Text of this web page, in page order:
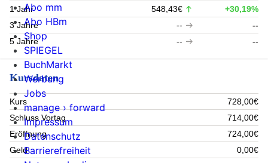
1 Jahr
548,43€
+30,19%
3 Jahre
--
--
5 Jahre
-- --
Kursdaten
Kurs
728,00€
Schluss Vortag
714,00€
Eröffnung
724,00€
Geld
0,00€
Abo mm
Abo HBm
Shop
SPIEGEL
BuchMarkt
Werbung
Jobs
manage › forward
Impressum
Datenschutz
Barrierefreiheit